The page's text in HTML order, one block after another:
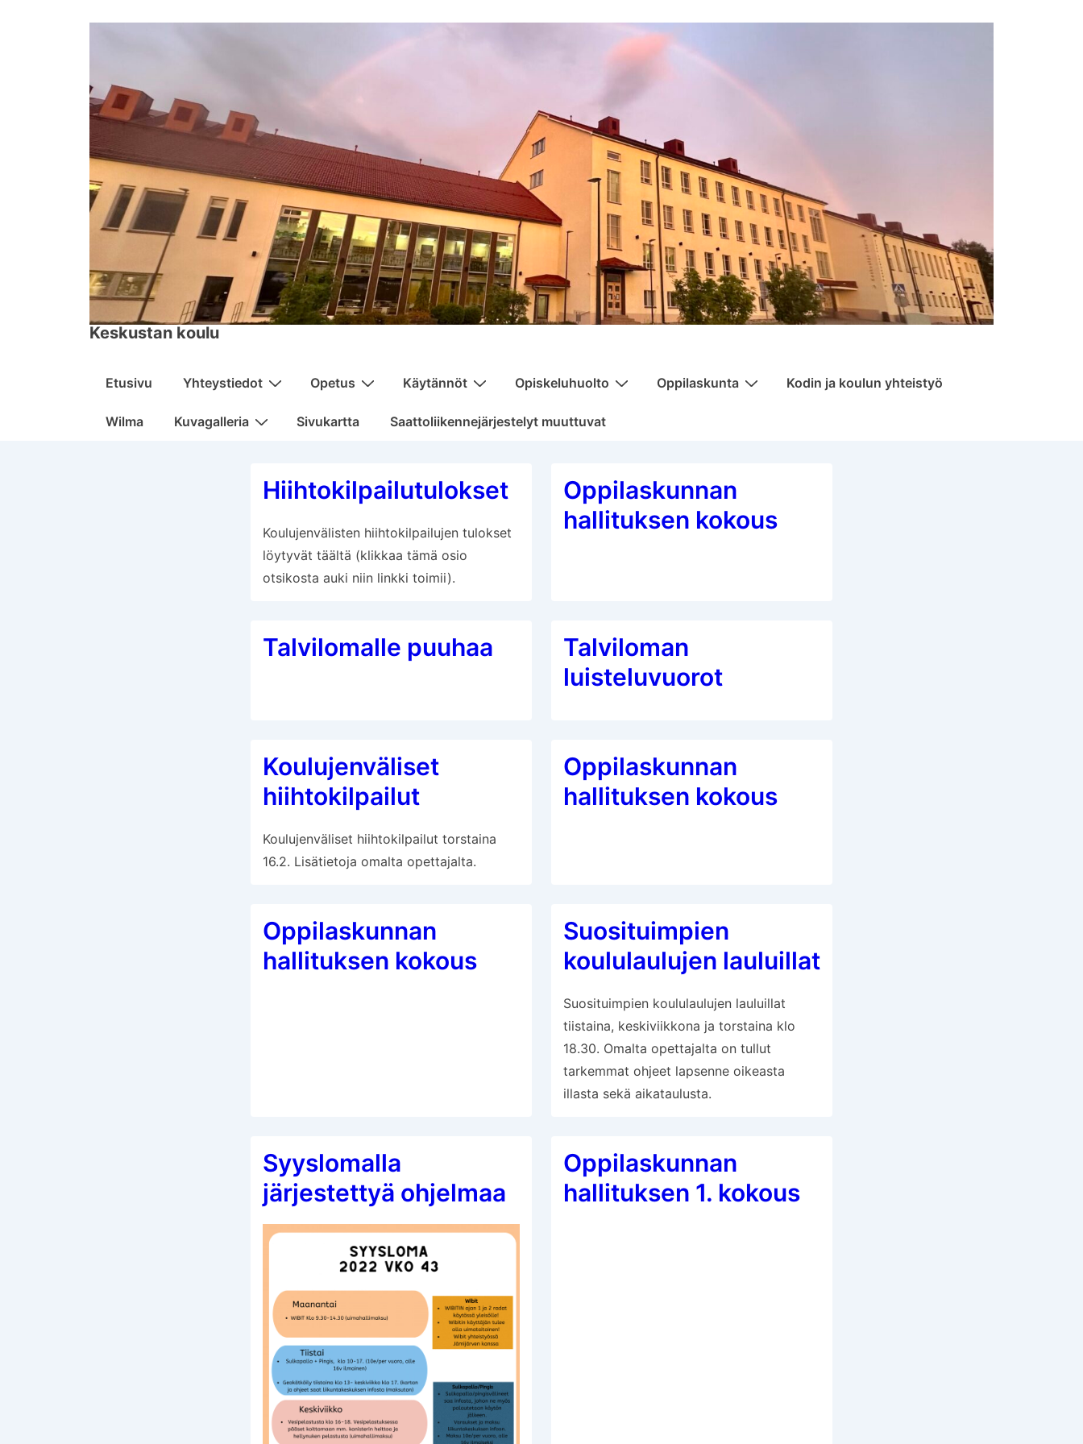
Keskustan koulu
Päänavigaatio
Etusivu Yhteystiedot Opetus Käytännöt Opiskeluhuolto Oppilaskunta Kodin ja koulun yhteistyö
Wilma Kuvagalleria Sivukartta Saattoliikennejärjestelyt muuttuvat
Hiihtokilpailutulokset
Koulujenvälisten hiihtokilpailujen tulokset
löytyvät täältä (klikkaa tämä osio
otsikosta auki niin linkki toimii).
Oppilaskunnan
hallituksen kokous
Talvilomalle puuhaa
Talviloman
luisteluvuorot
Koulujenväliset
hiihtokilpailut
Koulujenväliset hiihtokilpailut torstaina
16.2. Lisätietoja omalta opettajalta.
Oppilaskunnan
hallituksen kokous
Oppilaskunnan
hallituksen kokous
Suosituimpien
koululaulujen lauluillat
Suosituimpien koululaulujen lauluillat
tiistaina, keskiviikkona ja torstaina klo
18.30. Omalta opettajalta on tullut
tarkemmat ohjeet lapsenne oikeasta
illasta sekä aikataulusta.
Syyslomalla
järjestettyä ohjelmaa
Oppilaskunnan
hallituksen 1. kokous